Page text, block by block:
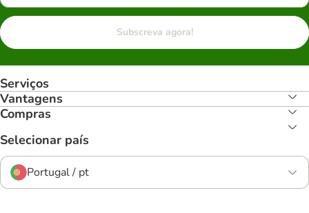
Subscreva agora!
Serviços
Vantagens
Compras
Selecionar país
Portugal / pt